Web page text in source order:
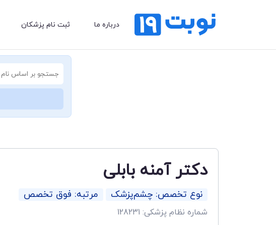
درباره ما ثبت نام پزشکان
دکتر آمنه بابلی
نوع تخصص: چشم‌پزشک مرتبه: فوق تخصص
شماره نظام پزشکی: 128231